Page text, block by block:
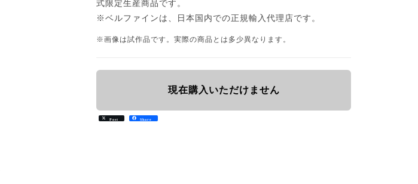
式限定生産商品です。
※ベルファインは、日本国内での正規輸入代理店です。
※画像は試作品です。実際の商品とは多少異なります。
現在購入いただけません
Post Share